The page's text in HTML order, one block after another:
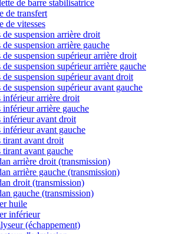
de barre stabilisatrice
de transfert
de vitesses
de suspension arrière droit
de suspension arrière gauche
de suspension supérieur arrière droit
de suspension supérieur arrière gauche
de suspension supérieur avant droit
de suspension supérieur avant gauche
inférieur arrière droit
inférieur arrière gauche
inférieur avant droit
inférieur avant gauche
tirant avant droit
tirant avant gauche
arrière droit (transmission)
arrière gauche (transmission)
droit (transmission)
gauche (transmission)
huile
inférieur
(échappement)